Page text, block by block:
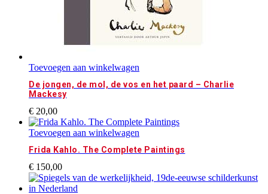
Toevoegen aan winkelwagen
De jongen, de mol, de vos en het paard – Charlie
Mackesy
€ 20,00
Toevoegen aan winkelwagen
Frida Kahlo. The Complete Paintings
€ 150,00